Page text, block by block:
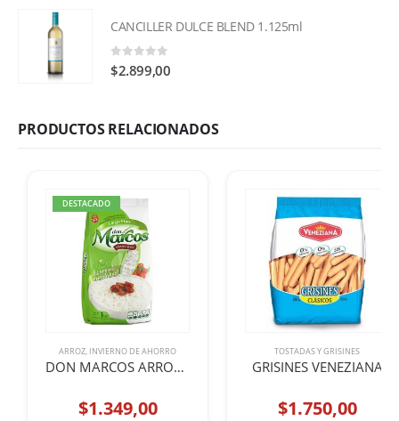
CANCILLER DULCE BLEND 1.125ml
0out of 5
$2.899,00
PRODUCTOS RELACIONADOS
DESTACADO
ARROZ, INVIERNO DE AHORRO
DON MARCOS ARROZ 1Kg LARGO FINO
$1.349,00
TOSTADAS Y GRISINES
GRISINES VENEZIANA
$1.750,00